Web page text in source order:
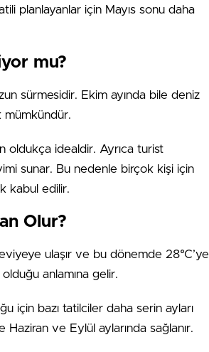
planlayanlar için Mayıs sonu daha
mu?
sürmesidir. Ekim ayında bile deniz
mümkündür.
oldukça idealdir. Ayrıca turist
sunar. Bu nedenle birçok kişi için
kabul edilir.
Olur?
ulaşır ve bu dönemde 28°C’ye
anlamına gelir.
için bazı tatilciler daha serin ayları
ve Eylül aylarında sağlanır.